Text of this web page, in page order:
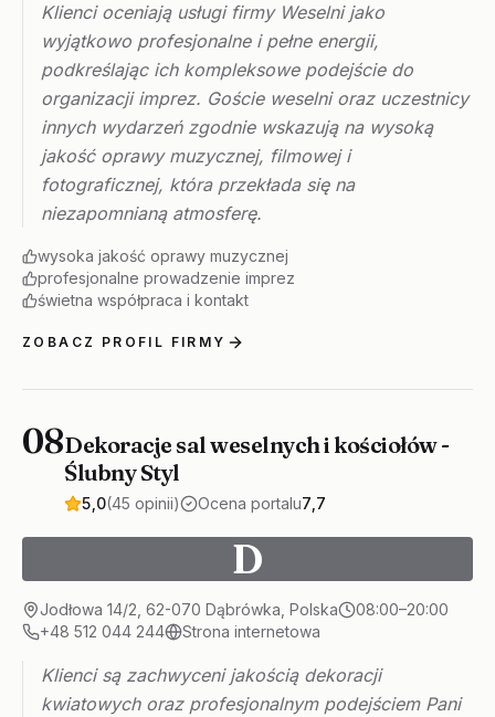
Klienci oceniają usługi firmy Weselni jako
wyjątkowo profesjonalne i pełne energii,
podkreślając ich kompleksowe podejście do
organizacji imprez. Goście weselni oraz uczestnicy
innych wydarzeń zgodnie wskazują na wysoką
jakość oprawy muzycznej, filmowej i
fotograficznej, która przekłada się na
niezapomnianą atmosferę.
wysoka jakość oprawy muzycznej
profesjonalne prowadzenie imprez
świetna współpraca i kontakt
ZOBACZ PROFIL FIRMY
08Dekoracje sal weselnych i kościołów -
Ślubny Styl
5,0(45 opinii) Ocena portalu7,7
D
Jodłowa 14/2, 62-070 Dąbrówka, Polska
08:00–20:00
+48 512 044 244
Strona internetowa
Klienci są zachwyceni jakością dekoracji
kwiatowych oraz profesjonalnym podejściem Pani